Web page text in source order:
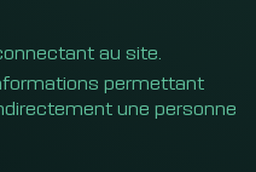
au site.
permettant
une personne